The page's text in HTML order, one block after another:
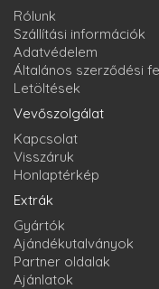
Rólunk
Szállítási információk
Adatvédelem
Általános szerződési
Letöltések
Vevőszolgálat
Kapcsolat
Visszáruk
Honlaptérkép
Extrák
Gyártók
Ajándékutalványok
Partner oldalak
Ajánlatok